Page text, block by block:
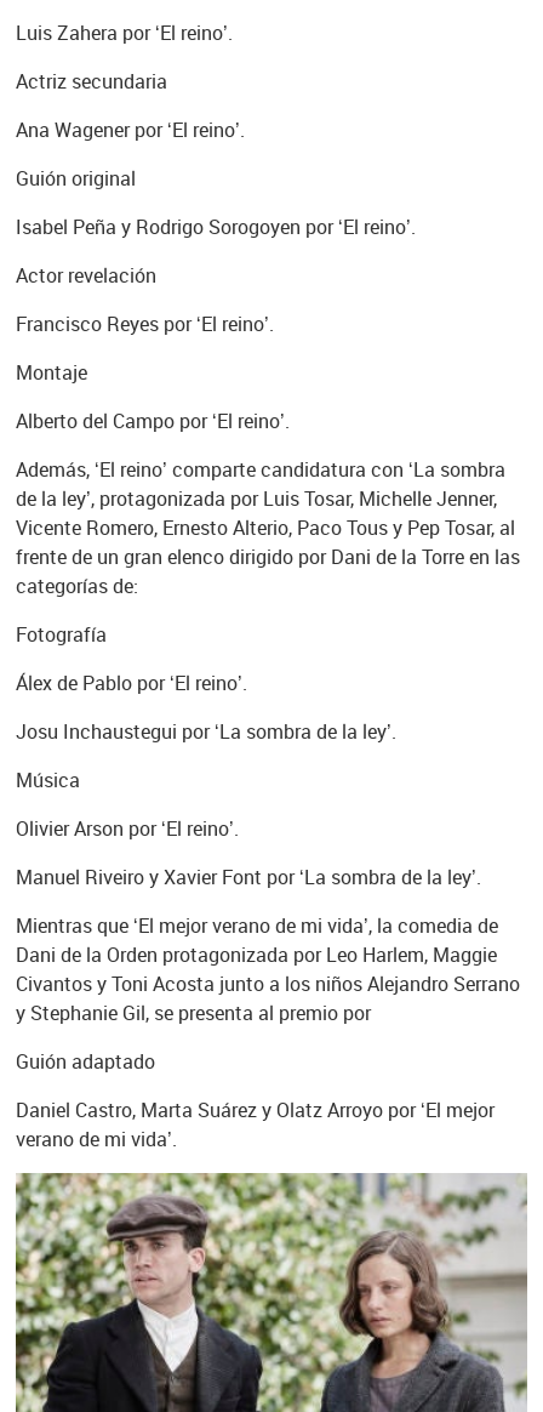
Luis Zahera por ‘El reino’.
Actriz secundaria
Ana Wagener por ‘El reino’.
Guión original
Isabel Peña y Rodrigo Sorogoyen por ‘El reino’.
Actor revelación
Francisco Reyes por ‘El reino’.
Montaje
Alberto del Campo por ‘El reino’.
Además, ‘El reino’ comparte candidatura con ‘La sombra
de la ley’, protagonizada por Luis Tosar, Michelle Jenner,
Vicente Romero, Ernesto Alterio, Paco Tous y Pep Tosar, al
frente de un gran elenco dirigido por Dani de la Torre en las
categorías de:
Fotografía
Álex de Pablo por ‘El reino’.
Josu Inchaustegui por ‘La sombra de la ley’.
Música
Olivier Arson por ‘El reino’.
Manuel Riveiro y Xavier Font por ‘La sombra de la ley’.
Mientras que ‘El mejor verano de mi vida’, la comedia de
Dani de la Orden protagonizada por Leo Harlem, Maggie
Civantos y Toni Acosta junto a los niños Alejandro Serrano
y Stephanie Gil, se presenta al premio por
Guión adaptado
Daniel Castro, Marta Suárez y Olatz Arroyo por ‘El mejor
verano de mi vida’.